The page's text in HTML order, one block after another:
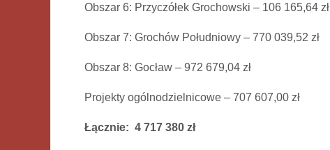
Obszar 6: Przyczółek Grochowski – 106 165,64 zł
Obszar 7: Grochów Południowy – 770 039,52 zł
Obszar 8: Gocław – 972 679,04 zł
Projekty ogólnodzielnicowe – 707 607,00 zł
Łącznie: 4 717 380 zł